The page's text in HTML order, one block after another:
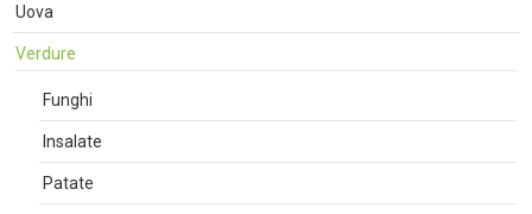
Uova
Verdure
Funghi
Insalate
Patate